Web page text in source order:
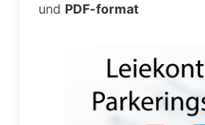
und PDF-format